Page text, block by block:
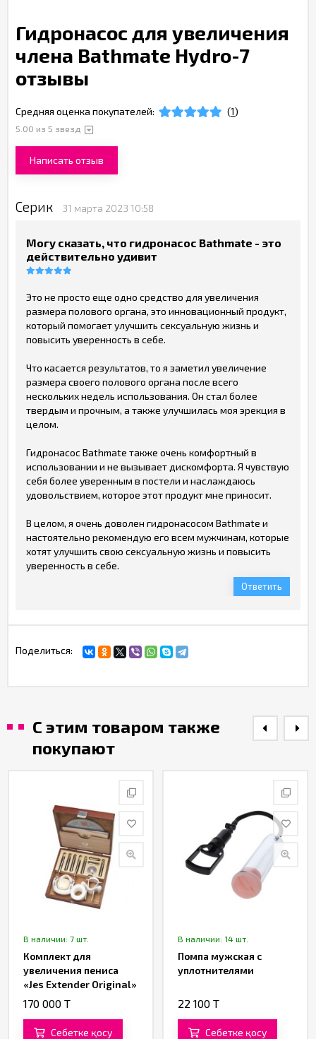
Гидронасос для увеличения
члена Bathmate Hydro-7
отзывы
Средняя оценка покупателей: (1)
5.00 из 5 звезд
Написать отзыв
Серик 31 марта 2023 10:58
Могу сказать, что гидронасос Bathmate - это
действительно удивит
Это не просто еще одно средство для увеличения
размера полового органа, это инновационный продукт,
который помогает улучшить сексуальную жизнь и
повысить уверенность в себе.
Что касается результатов, то я заметил увеличение
размера своего полового органа после всего
нескольких недель использования. Он стал более
твердым и прочным, а также улучшилась моя эрекция в
целом.
Гидронасос Bathmate также очень комфортный в
использовании и не вызывает дискомфорта. Я чувствую
себя более уверенным в постели и наслаждаюсь
удовольствием, которое этот продукт мне приносит.
В целом, я очень доволен гидронасосом Bathmate и
настоятельно рекомендую его всем мужчинам, которые
хотят улучшить свою сексуальную жизнь и повысить
уверенность в себе.
Ответить
Поделиться:
С этим товаром также
покупают
В наличии: 7 шт.
Комплект для
увеличения пениса
«Jes Extender Original»
170 000 T
Себетке қосу
В наличии: 14 шт.
Помпа мужская с
уплотнителями
22 100 T
Себетке қосу